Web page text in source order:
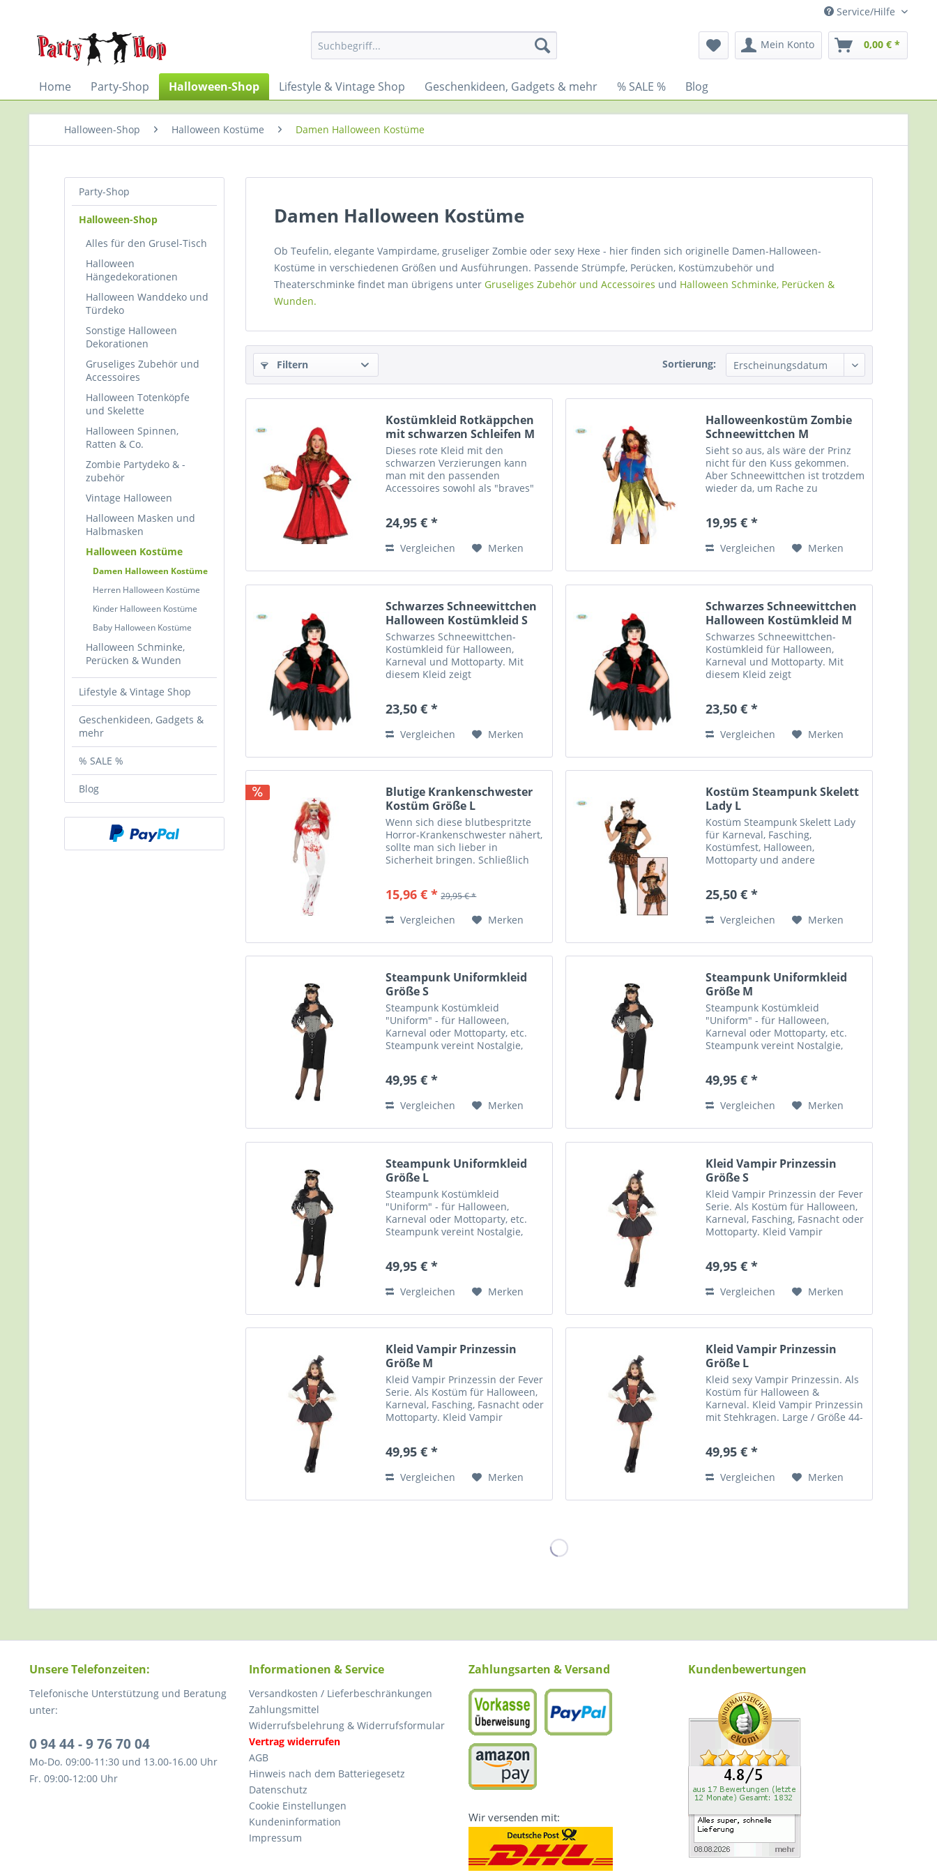
Service/Hilfe
Mein Konto 0,00 € *
Home Party-Shop Halloween-Shop Lifestyle & Vintage Shop Geschenkideen, Gadgets & mehr % SALE % Blog
Halloween-Shop Halloween Kostüme Damen Halloween Kostüme
Party-Shop
Halloween-Shop
Alles für den Grusel-Tisch
Halloween
Hängedekorationen
Halloween Wanddeko und
Türdeko
Sonstige Halloween
Dekorationen
Gruseliges Zubehör und
Accessoires
Halloween Totenköpfe
und Skelette
Halloween Spinnen,
Ratten & Co.
Zombie Partydeko & -
zubehör
Vintage Halloween
Halloween Masken und
Halbmasken
Halloween Kostüme
Damen Halloween Kostüme
Herren Halloween Kostüme
Kinder Halloween Kostüme
Baby Halloween Kostüme
Halloween Schminke,
Perücken & Wunden
Lifestyle & Vintage Shop
Geschenkideen, Gadgets &
mehr
% SALE %
Blog
Damen Halloween Kostüme
Ob Teufelin, elegante Vampirdame, gruseliger Zombie oder sexy Hexe - hier finden sich originelle Damen-Halloween-
Kostüme in verschiedenen Größen und Ausführungen. Passende Strümpfe, Perücken, Kostümzubehör und
Theaterschminke findet man übrigens unter Gruseliges Zubehör und Accessoires und Halloween Schminke, Perücken &
Wunden.
Filtern Sortierung:
Kostümkleid Rotkäppchen
mit schwarzen Schleifen M
Dieses rote Kleid mit den
schwarzen Verzierungen kann
man mit den passenden
Accessoires sowohl als "braves"
Halloween verwenden.
samtartigen...
24,95 € *
Vergleichen Merken
Halloweenkostüm Zombie
Schneewittchen M
Sieht so aus, als wäre der Prinz
nicht für den Kuss gekommen.
Aber Schneewittchen ist trotzdem
wieder da, um Rache zu
Halloween und Karneval.
Schneewittchen,...
19,95 € *
Vergleichen Merken
Schwarzes Schneewittchen
Halloween Kostümkleid S
Schwarzes Schneewittchen-
Kostümkleid für Halloween,
Karneval und Mottoparty. Mit
diesem Kleid zeigt
Dunkle Prinzessin / schwarzes
Größe: S...
23,50 € *
Vergleichen Merken
Schwarzes Schneewittchen
Halloween Kostümkleid M
Schwarzes Schneewittchen-
Kostümkleid für Halloween,
Karneval und Mottoparty. Mit
diesem Kleid zeigt
Dunkle Prinzessin / schwarzes
Größe: M...
23,50 € *
Vergleichen Merken
Blutige Krankenschwester
Kostüm Größe L
Wenn sich diese blutbespritzte
Horror-Krankenschwester nähert,
sollte man sich lieber in
Sicherheit bringen. Schließlich
möchte. Halloween-Kostüm
15,96 € * 29,95 € *
Vergleichen Merken
Kostüm Steampunk Skelett
Lady L
Kostüm Steampunk Skelett Lady
für Karneval, Fasching,
Kostümfest, Halloween,
Mottoparty und andere
und Fantasy und fasziniert durch
Viktorianischen Zeitalter...
25,50 € *
Vergleichen Merken
Steampunk Uniformkleid
Größe S
Steampunk Kostümkleid
"Uniform" - für Halloween,
Karneval oder Mottoparty, etc.
Steampunk vereint Nostalgie,
von Viktorianischen Zeitalter,
49,95 € *
Vergleichen Merken
Steampunk Uniformkleid
Größe M
Steampunk Kostümkleid
"Uniform" - für Halloween,
Karneval oder Mottoparty, etc.
Steampunk vereint Nostalgie,
von Viktorianischen Zeitalter,
49,95 € *
Vergleichen Merken
Steampunk Uniformkleid
Größe L
Steampunk Kostümkleid
"Uniform" - für Halloween,
Karneval oder Mottoparty, etc.
Steampunk vereint Nostalgie,
von Viktorianischen Zeitalter,
49,95 € *
Vergleichen Merken
Kleid Vampir Prinzessin
Größe S
Kleid Vampir Prinzessin der Fever
Serie. Als Kostüm für Halloween,
Karneval, Fasching, Fasnacht oder
Mottoparty. Kleid Vampir
Polyester. Kleid mit Gummizug im
49,95 € *
Vergleichen Merken
Kleid Vampir Prinzessin
Größe M
Kleid Vampir Prinzessin der Fever
Serie. Als Kostüm für Halloween,
Karneval, Fasching, Fasnacht oder
Mottoparty. Kleid Vampir
100 % Polyester. Kleid mit
49,95 € *
Vergleichen Merken
Kleid Vampir Prinzessin
Größe L
Kleid sexy Vampir Prinzessin. Als
Kostüm für Halloween &
Karneval. Kleid Vampir Prinzessin
mit Stehkragen. Large / Größe 44-
Rückenbereich. Nicht waschbar,
49,95 € *
Vergleichen Merken
Unsere Telefonzeiten:
Telefonische Unterstützung und Beratung
unter:
0 94 44 - 9 76 70 04
Mo-Do. 09:00-11:30 und 13.00-16.00 Uhr
Fr. 09:00-12:00 Uhr
Informationen & Service
Versandkosten / Lieferbeschränkungen
Zahlungsmittel
Widerrufsbelehrung & Widerrufsformular
Vertrag widerrufen
AGB
Hinweis nach dem Batteriegesetz
Datenschutz
Cookie Einstellungen
Kundeninformation
Impressum
Zahlungsarten & Versand
Wir versenden mit:
Kundenbewertungen